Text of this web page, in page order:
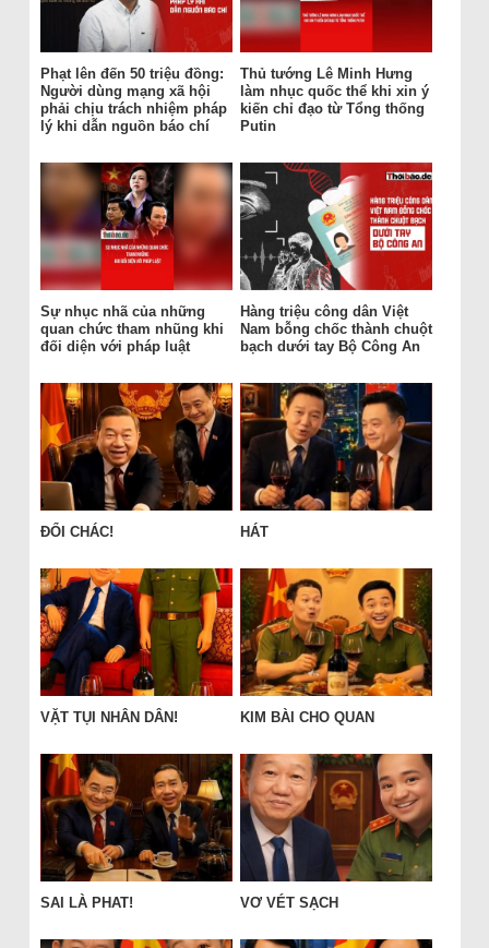
Phạt lên đến 50 triệu đồng:
Người dùng mạng xã hội
phải chịu trách nhiệm pháp
lý khi dẫn nguồn báo chí
Thủ tướng Lê Minh Hưng
làm nhục quốc thể khi xin ý
kiến chỉ đạo từ Tổng thống
Putin
Sự nhục nhã của những
quan chức tham nhũng khi
đối diện với pháp luật
Hàng triệu công dân Việt
Nam bỗng chốc thành chuột
bạch dưới tay Bộ Công An
ĐỔI CHÁC! HÁT
VẶT TỤI NHÂN DÂN! KIM BÀI CHO QUAN
SAI LÀ PHAT! VƠ VÉT SẠCH